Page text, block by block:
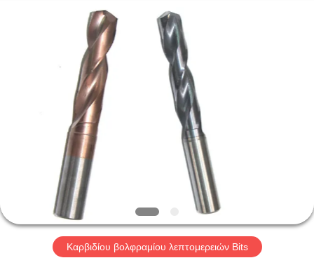
ΠΡΟΪΌΝΤΑ
ΠΕΡΊΠΟΥ
ΕΜΕΊΣ
ΓΎΡΟΣ
ΕΡΓΟΣΤΑΣΊΩΝ
Καρβιδίου βολφραμίου λεπτομερειών Bits